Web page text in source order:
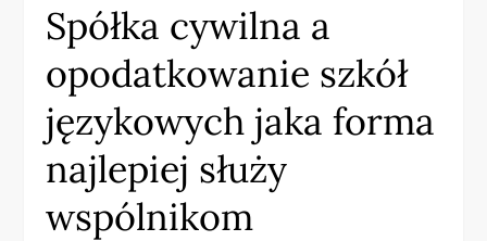
Spółka cywilna a
opodatkowanie szkół
językowych jaka forma
najlepiej służy
wspólnikom